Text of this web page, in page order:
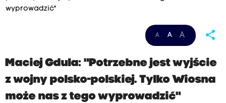
wyprowadzić"
A A A share
Maciej Gdula: "Potrzebne jest wyjście
z wojny polsko-polskiej. Tylko Wiosna
może nas z tego wyprowadzić"